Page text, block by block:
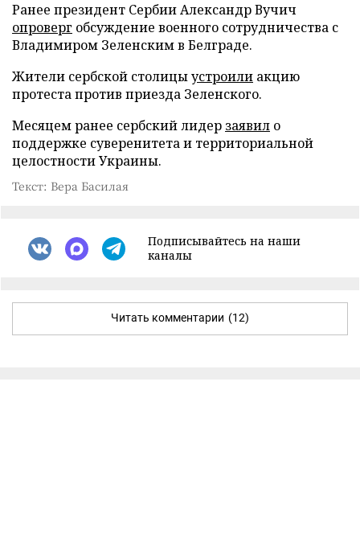
Ранее президент Сербии Александр Вучич
опроверг обсуждение военного сотрудничества с
Владимиром Зеленским в Белграде.
Жители сербской столицыустроили акцию
протеста против приезда Зеленского.
Месяцем ранее сербский лидер заявил о
поддержке суверенитета и территориальной
целостности Украины.
Текст: Вера Басилая
Подписывайтесь на наши
каналы
Читать комментарии (12)